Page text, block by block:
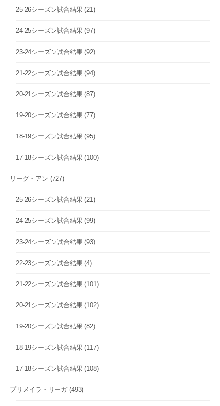
25-26シーズン試合結果 (21)
24-25シーズン試合結果 (97)
23-24シーズン試合結果 (92)
21-22シーズン試合結果 (94)
20-21シーズン試合結果 (87)
19-20シーズン試合結果 (77)
18-19シーズン試合結果 (95)
17-18シーズン試合結果 (100)
リーグ・アン (727)
25-26シーズン試合結果 (21)
24-25シーズン試合結果 (99)
23-24シーズン試合結果 (93)
22-23シーズン試合結果 (4)
21-22シーズン試合結果 (101)
20-21シーズン試合結果 (102)
19-20シーズン試合結果 (82)
18-19シーズン試合結果 (117)
17-18シーズン試合結果 (108)
プリメイラ・リーガ (493)